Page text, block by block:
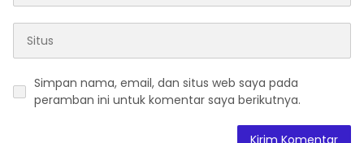
Simpan nama, email, dan situs web saya pada
peramban ini untuk komentar saya berikutnya.